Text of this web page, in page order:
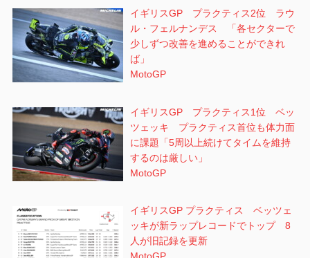
イギリスGP プラクティス2位 ラウ
ル・フェルナンデス 「各セクターで
少しずつ改善を進めることができれ
ば」
MotoGP
イギリスGP プラクティス1位 ベッ
ツェッキ プラクティス首位も体力面
に課題「5周以上続けてタイムを維持
するのは厳しい」
MotoGP
イギリスGP プラクティス ベッツェ
ッキが新ラップレコードでトップ 8
人が旧記録を更新